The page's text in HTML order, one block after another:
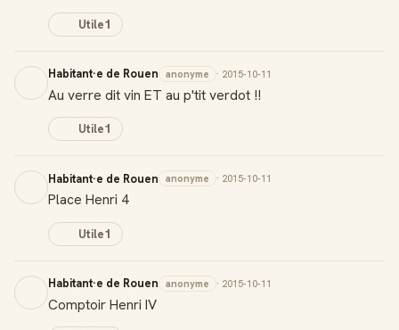
Utile1
Habitant·e de Rouen anonyme · 2015-10-11
Au verre dit vin ET au p'tit verdot !!
Utile1
Habitant·e de Rouen anonyme · 2015-10-11
Place Henri 4
Utile1
Habitant·e de Rouen anonyme · 2015-10-11
Comptoir Henri IV